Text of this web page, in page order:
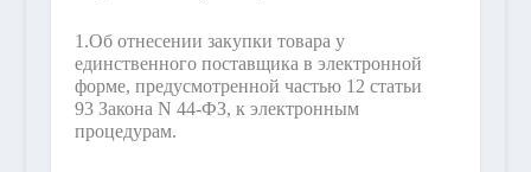
1.Об отнесении закупки товара у
единственного поставщика в электронной
форме, предусмотренной частью 12 статьи
93 Закона N 44-ФЗ, к электронным
процедурам.